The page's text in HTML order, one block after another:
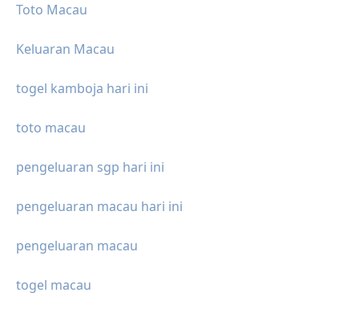
Toto Macau
Keluaran Macau
togel kamboja hari ini
toto macau
pengeluaran sgp hari ini
pengeluaran macau hari ini
pengeluaran macau
togel macau